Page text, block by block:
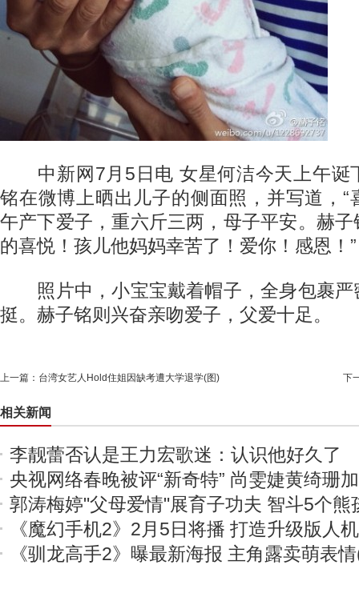
中新网7月5日电 女星何洁今天上午诞
铭在微博上晒出儿子的侧面照，并写道，“
午产下爱子，重六斤三两，母子平安。赫
的喜悦！孩儿他妈妈幸苦了！爱你！感恩！”
照片中，小宝宝戴着帽子，全身包裹严
挺。赫子铭则兴奋亲吻爱子，父爱十足。
上一篇： 台湾女艺人Hold住姐因缺考遭大学退学(图) 下
相关新闻
李靓蕾否认是王力宏歌迷：认识他好久了
央视网络春晚被评“新奇特” 尚雯婕黄绮珊
郭涛梅婷"父母爱情"展育子功夫 智斗5个熊
《魔幻手机2》2月5日将播 打造升级版人
《驯龙高手2》曝最新海报 主角露卖萌表